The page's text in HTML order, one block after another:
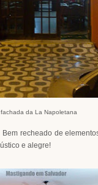
fachada da La Napoletana
recheado de
e alegre!